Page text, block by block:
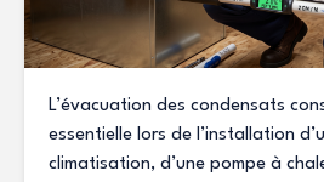
L’évacuation des condensats
essentielle lors de l’installation
climatisation, d’une pompe à